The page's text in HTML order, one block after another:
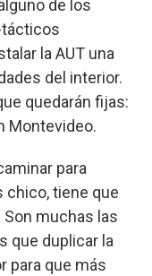
de los
tácticos
la AUT una
del interior.
quedarán fijas:
Montevideo.
para
chico, tiene que
Son muchas las
que duplicar la
para que más